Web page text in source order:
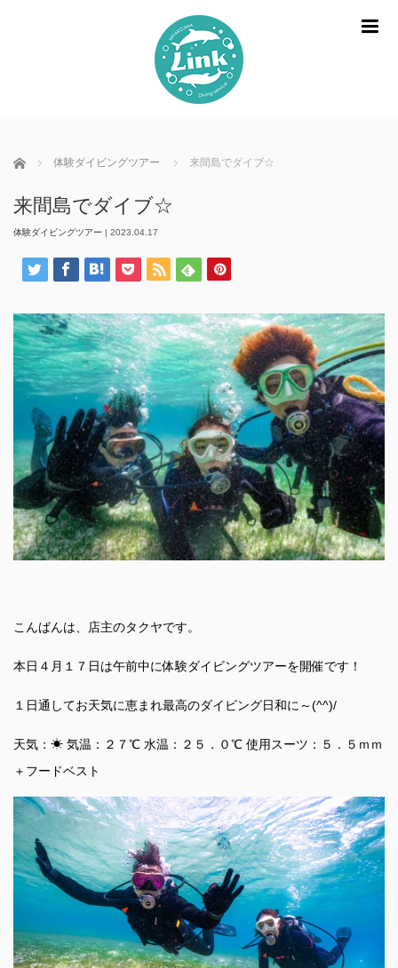
ホーム 体験ダイビングツアー 来間島でダイブ☆
来間島でダイブ☆
体験ダイビングツアー | 2023.04.17
こんばんは、店主のタクヤです。
本日４月１７日は午前中に体験ダイビングツアーを開催です！
１日通してお天気に恵まれ最高のダイビング日和に～(^^)/
天気：☀ 気温：２７℃ 水温：２５．０℃ 使用スーツ：５．５ｍｍ
＋フードベスト